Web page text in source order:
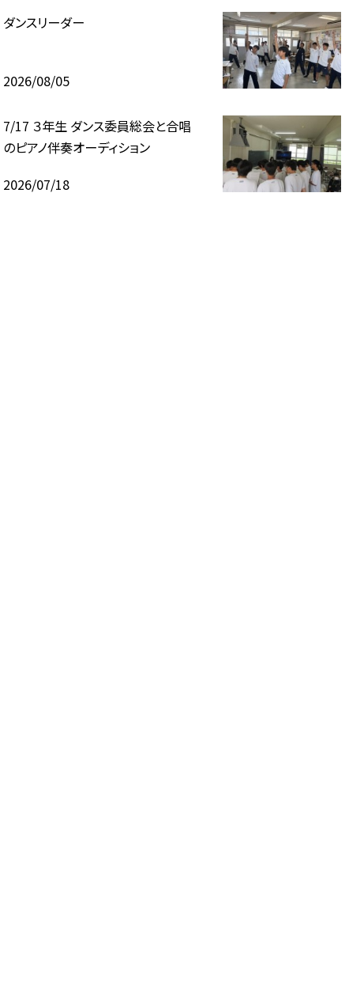
ダンスリーダー
2026/08/05
7/17 ３年生 ダンス委員総会と合唱
のピアノ伴奏オーディション
2026/07/18